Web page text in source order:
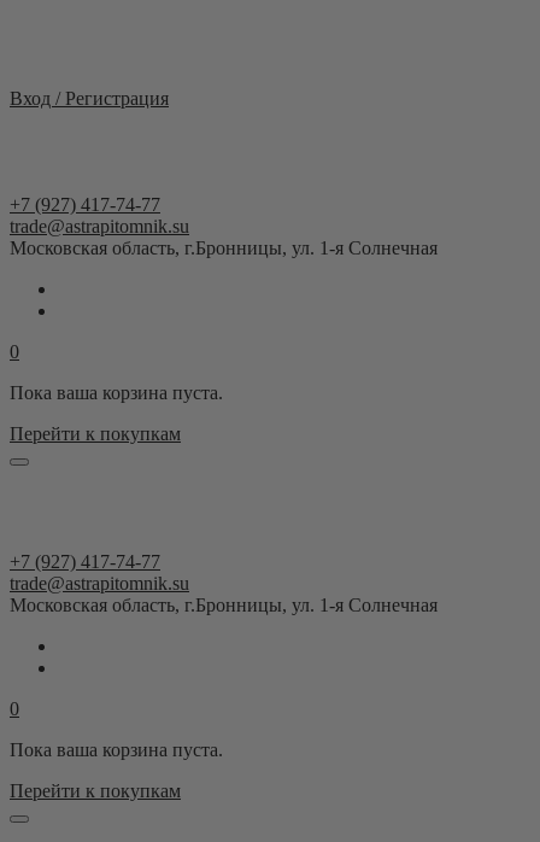
Вход / Регистрация
+7 (927) 417-74-77
trade@astrapitomnik.su
Московская область, г.Бронницы, ул. 1-я Солнечная
0
Пока ваша корзина пуста.
Перейти к покупкам
+7 (927) 417-74-77
trade@astrapitomnik.su
Московская область, г.Бронницы, ул. 1-я Солнечная
0
Пока ваша корзина пуста.
Перейти к покупкам